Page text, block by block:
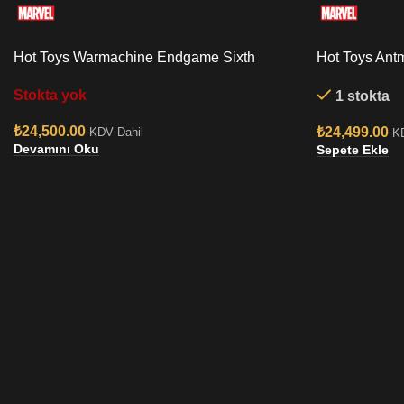
Hot Toys Warmachine Endgame Sixth
Stokta yok
₺24,500.00 KDV Dahil
Devamını Oku
Hot Toys
1 stokta
₺24,499.00
Sepete Ekle